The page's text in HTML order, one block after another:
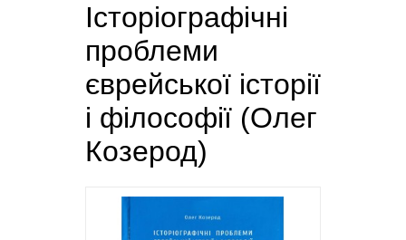
Історіографічні
проблеми
єврейської історії
і філософії (Олег
Козерод)